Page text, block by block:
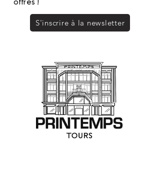
offres !
S'inscrire à la newsletter